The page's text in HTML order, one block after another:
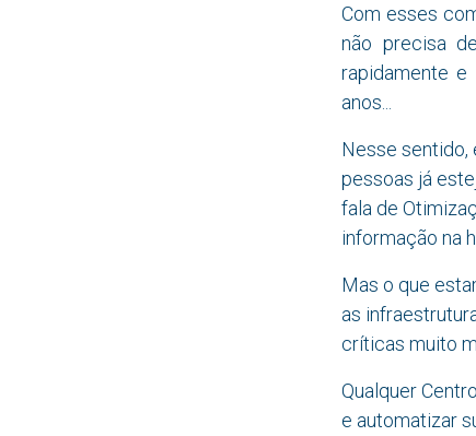
Com esses
não precisa
rapidamente
anos...
Nesse sentido,
pessoas já
fala de
informação na
Mas o que
as
críticas muito
Qualquer
e automatizar